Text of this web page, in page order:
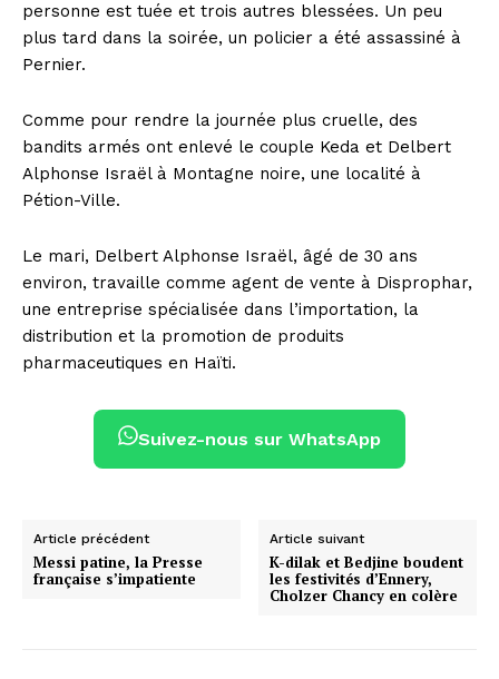
personne est tuée et trois autres blessées. Un peu
plus tard dans la soirée, un policier a été assassiné à
Pernier.
Comme pour rendre la journée plus cruelle, des
bandits armés ont enlevé le couple Keda et Delbert
Alphonse Israël à Montagne noire, une localité à
Pétion-Ville.
Le mari, Delbert Alphonse Israël, âgé de 30 ans
environ, travaille comme agent de vente à Disprophar,
une entreprise spécialisée dans l’importation, la
distribution et la promotion de produits
pharmaceutiques en Haïti.
Suivez-nous sur WhatsApp
Article précédent
Messi patine, la Presse
française s’impatiente
Article suivant
K-dilak et Bedjine boudent
les festivités d’Ennery,
Cholzer Chancy en colère